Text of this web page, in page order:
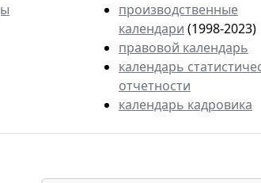
производственные
календари (1998-2023)
правовой календарь
календарь
отчетности
календарь кадровика